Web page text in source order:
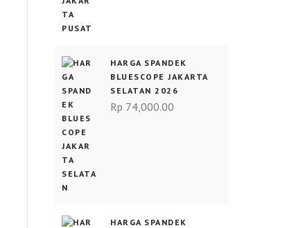
HARGA SPANDEK
BLUESCOPE JAKARTA
SELATAN 2026
Rp 74,000.00
HARGA SPANDEK